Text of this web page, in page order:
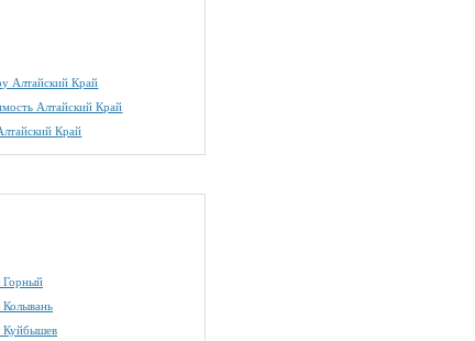
Алтайский Край
Алтайский Край
Край
Горный
Куйбышев